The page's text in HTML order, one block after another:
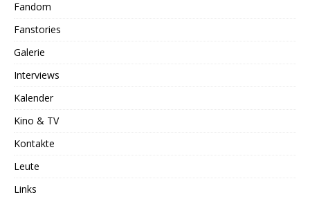
Fandom
Fanstories
Galerie
Interviews
Kalender
Kino & TV
Kontakte
Leute
Links